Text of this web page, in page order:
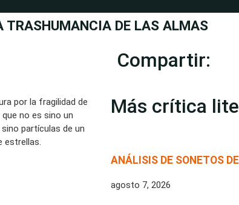
TRASHUMANCIA DE LAS ALMAS
por la fragilidad de
no es sino un
partículas de un
estrellas.
Compartir:
Más crítica
ANÁLISIS DE SONETOS
agosto 7, 2026